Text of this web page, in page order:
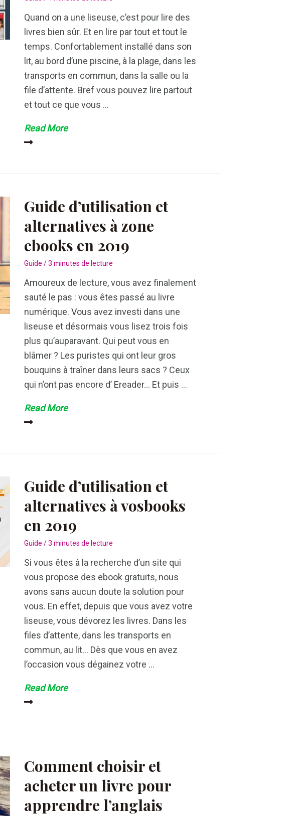
Quand on a une liseuse, c’est pour lire des
livres bien sûr. Et en lire par tout et tout le
temps. Confortablement installé dans son
lit, au bord d’une piscine, à la plage, dans les
transports en commun, dans la salle ou la
file d’attente. Bref vous pouvez lire partout
et tout ce que vous …
Guide
d’utilisation
Bookys
en
2019
Read More
Guide d’utilisation et
alternatives à zone
ebooks en 2019
Guide /3 minutes de lecture
Amoureux de lecture, vous avez finalement
sauté le pas : vous êtes passé au livre
numérique. Vous avez investi dans une
liseuse et désormais vous lisez trois fois
plus qu’auparavant. Qui peut vous en
blâmer ? Les puristes qui ont leur gros
bouquins à traîner dans leurs sacs ? Ceux
qui n’ont pas encore d’ Ereader… Et puis …
Guide
d’utilisation
zone
ebooks
en
2019
Read More
Guide d’utilisation et
alternatives à vosbooks
en 2019
Guide /3 minutes de lecture
Si vous êtes à la recherche d’un site qui
vous propose des ebook gratuits, nous
avons sans aucun doute la solution pour
vous. En effet, depuis que vous avez votre
liseuse, vous dévorez les livres. Dans les
files d’attente, dans les transports en
commun, au lit… Dès que vous en avez
l’occasion vous dégainez votre …
Guide
d’utilisation
vosbooks
en
2019
Read More
Comment choisir et
acheter un livre pour
apprendre l’anglais